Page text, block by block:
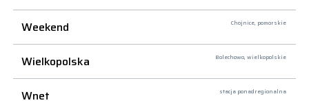
Weekend Chojnice, pomorskie
Wielkopolska Bolechowo, wielkopolskie
Wnet stacja ponadregionalna